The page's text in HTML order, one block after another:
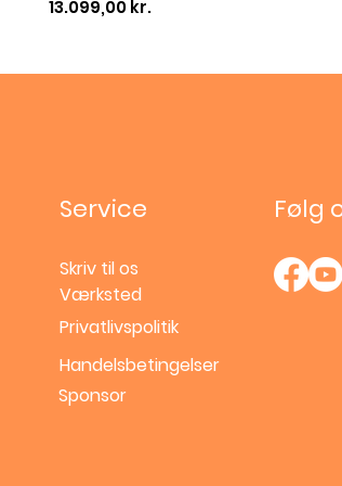
Pris
13.099,00 kr.
Service
Skriv til os
Værksted
Følg
Privatlivspolitik
Handelsbetingelser
Sponsor